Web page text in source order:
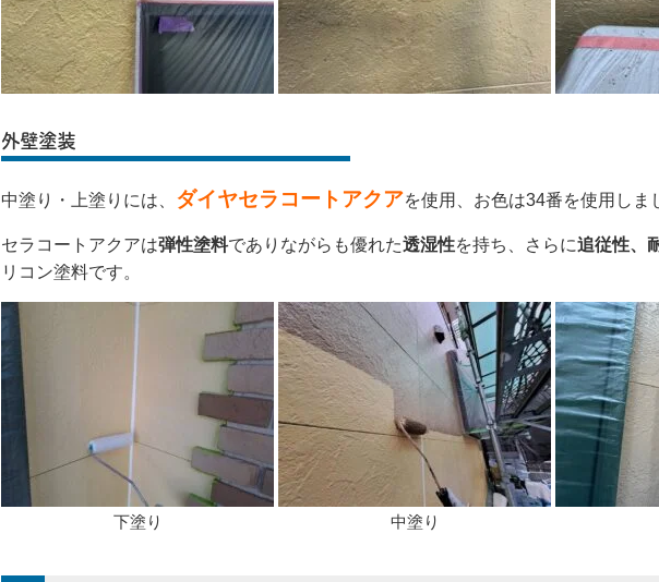
外壁塗装
中塗り・上塗りには、 ダイヤセラコートアクアを使用、お色は34番を使用しま
セラコートアクアは弾性塗料でありながらも優れた透湿性を持ち、さらに追従性、
リコン塗料です。
下塗り 中塗り